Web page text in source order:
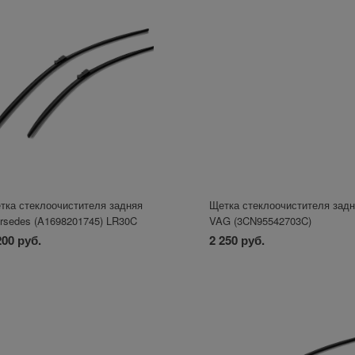
стеклоочистителя задняя
(A1698201745) LR30C
руб.
Щетка стеклоочистителя
VAG (3CN95542703C)
2 250 руб.